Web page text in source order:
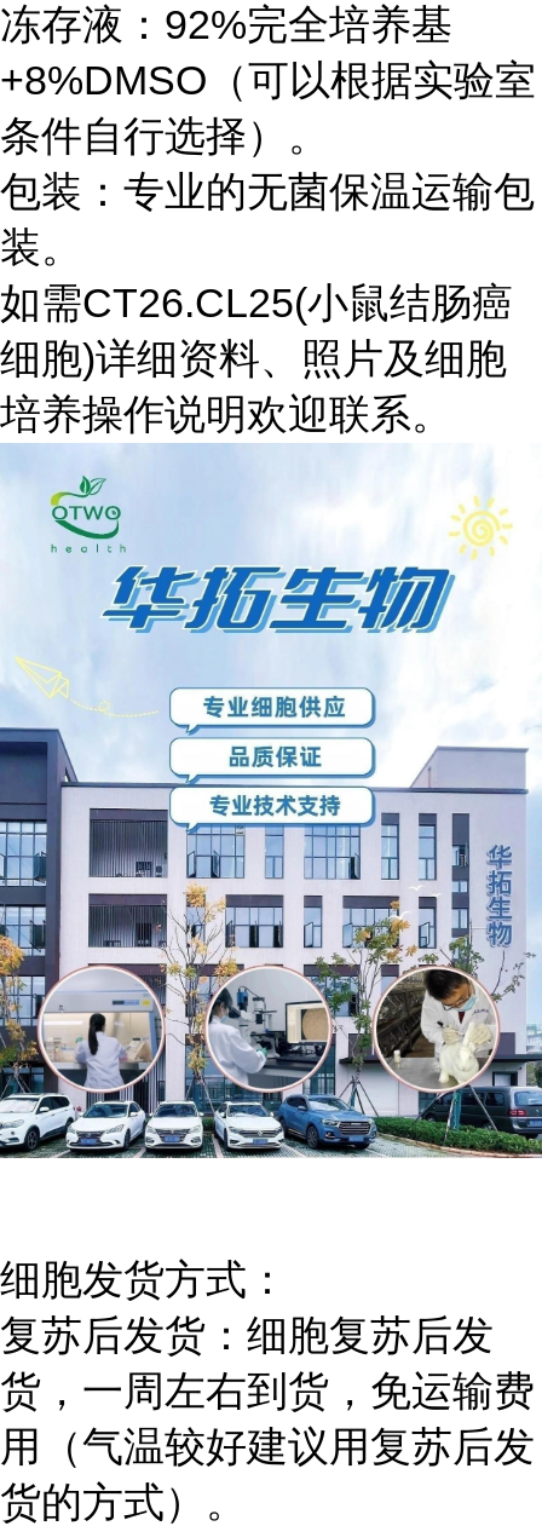
冻存液：92%完全培养基
+8%DMSO（可以根据实验室
条件自行选择）。
包装：专业的无菌保温运输包
装。
如需CT26.CL25(小鼠结肠癌
细胞)详细资料、照片及细胞
培养操作说明欢迎联系。
细胞发货方式：
复苏后发货：细胞复苏后发
货，一周左右到货，免运输费
用（气温较好建议用复苏后发
货的方式）。